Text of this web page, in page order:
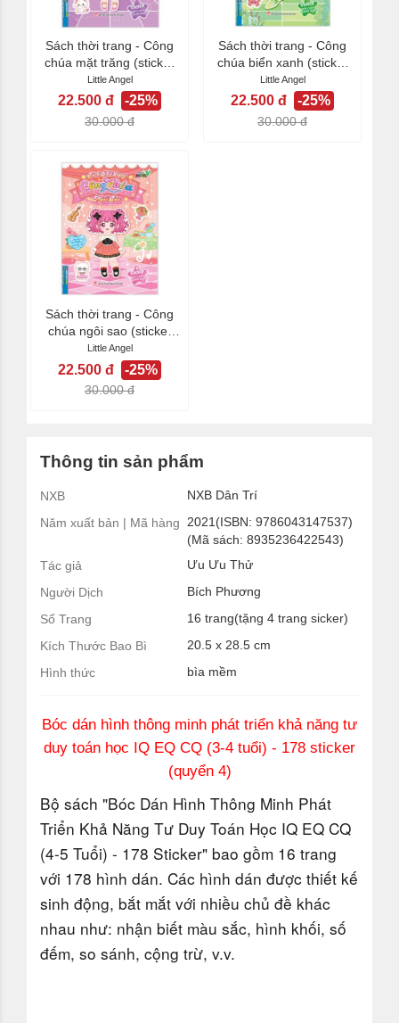
Sách thời trang - Công
chúa mặt trăng (sticker
bóc dán xinh...
Little Angel
22.500 đ -25%
30.000 đ
Sách thời trang - Công
chúa biển xanh (sticker
bóc dán xinh...
Little Angel
22.500 đ -25%
30.000 đ
Sách thời trang - Công
chúa ngôi sao (sticker
bóc dán xinh...
Little Angel
22.500 đ -25%
30.000 đ
Thông tin sản phẩm
NXB
NXB Dân Trí
Năm xuất bản | Mã hàng 2021(ISBN: 9786043147537)
(Mã sách: 8935236422543)
Tác giả
Ưu Ưu Thử
Người Dịch
Bích Phương
Số Trang
16 trang(tặng 4 trang sicker)
Kích Thước Bao Bì
20.5 x 28.5 cm
Hình thức
bìa mềm
Bóc dán hình thông minh phát triển khả năng tư
duy toán học IQ EQ CQ (3-4 tuổi) - 178 sticker
(quyển 4)
Bộ sách "Bóc Dán Hình Thông Minh Phát
Triển Khả Năng Tư Duy Toán Học IQ EQ CQ
(4-5 Tuổi) - 178 Sticker" bao gồm 16 trang
với 178 hình dán. Các hình dán được thiết kế
sinh động, bắt mắt với nhiều chủ đề khác
nhau như: nhận biết màu sắc, hình khối, số
đếm, so sánh, cộng trừ, v.v.